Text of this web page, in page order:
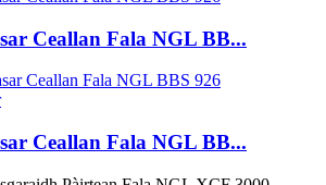
Ceallan Fala NGL BB...
Ceallan Fala NGL BB...